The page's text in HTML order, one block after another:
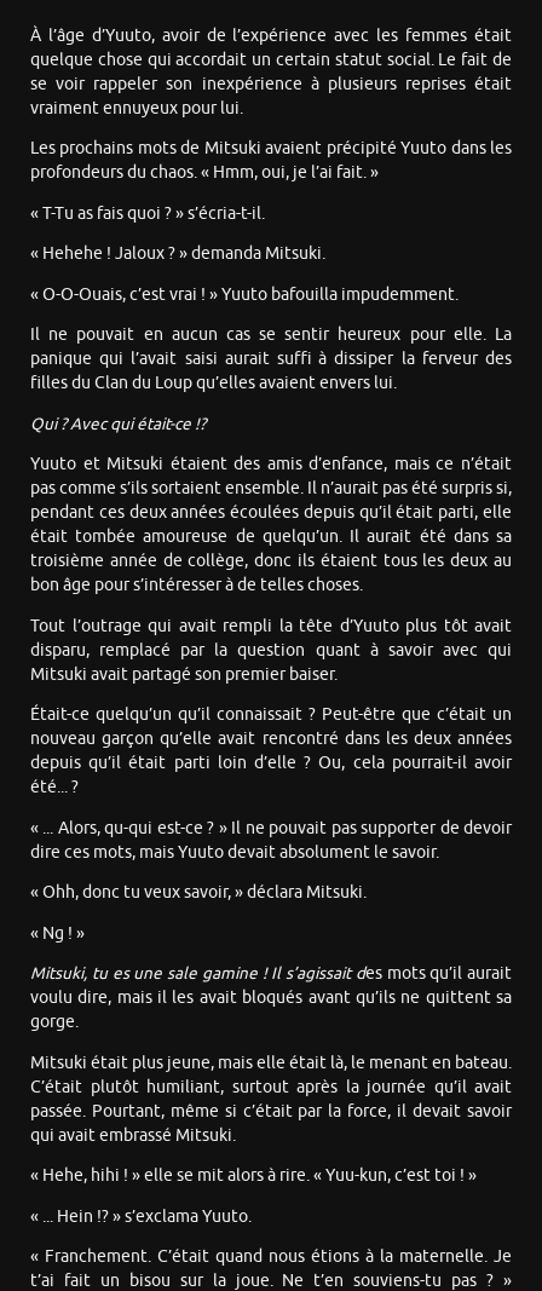
À l’âge d’Yuuto, avoir de l’expérience avec les femmes était
quelque chose qui accordait un certain statut social. Le fait de
se voir rappeler son inexpérience à plusieurs reprises était
vraiment ennuyeux pour lui.
Les prochains mots de Mitsuki avaient précipité Yuuto dans les
profondeurs du chaos. « Hmm, oui, je l’ai fait. »
« T-Tu as fais quoi ? » s’écria-t-il.
« Hehehe ! Jaloux ? » demanda Mitsuki.
« O-O-Ouais, c’est vrai ! » Yuuto bafouilla impudemment.
Il ne pouvait en aucun cas se sentir heureux pour elle. La
panique qui l’avait saisi aurait suffi à dissiper la ferveur des
filles du Clan du Loup qu’elles avaient envers lui.
Qui ? Avec qui était-ce !?
Yuuto et Mitsuki étaient des amis d’enfance, mais ce n’était
pas comme s’ils sortaient ensemble. Il n’aurait pas été surpris si,
pendant ces deux années écoulées depuis qu’il était parti, elle
était tombée amoureuse de quelqu’un. Il aurait été dans sa
troisième année de collège, donc ils étaient tous les deux au
bon âge pour s’intéresser à de telles choses.
Tout l’outrage qui avait rempli la tête d’Yuuto plus tôt avait
disparu, remplacé par la question quant à savoir avec qui
Mitsuki avait partagé son premier baiser.
Était-ce quelqu’un qu’il connaissait ? Peut-être que c’était un
nouveau garçon qu’elle avait rencontré dans les deux années
depuis qu’il était parti loin d’elle ? Ou, cela pourrait-il avoir
été... ?
« ... Alors, qu-qui est-ce ? » Il ne pouvait pas supporter de devoir
dire ces mots, mais Yuuto devait absolument le savoir.
« Ohh, donc tu veux savoir, » déclara Mitsuki.
« Ng ! »
Mitsuki, tu es une sale gamine !Il s’agissait des mots qu’il aurait
voulu dire, mais il les avait bloqués avant qu’ils ne quittent sa
gorge.
Mitsuki était plus jeune, mais elle était là, le menant en bateau.
C’était plutôt humiliant, surtout après la journée qu’il avait
passée. Pourtant, même si c’était par la force, il devait savoir
qui avait embrassé Mitsuki.
« Hehe, hihi ! » elle se mit alors à rire. « Yuu-kun, c’est toi ! »
« ... Hein !? » s’exclama Yuuto.
« Franchement. C’était quand nous étions à la maternelle. Je
t’ai fait un bisou sur la joue. Ne t’en souviens-tu pas ? »